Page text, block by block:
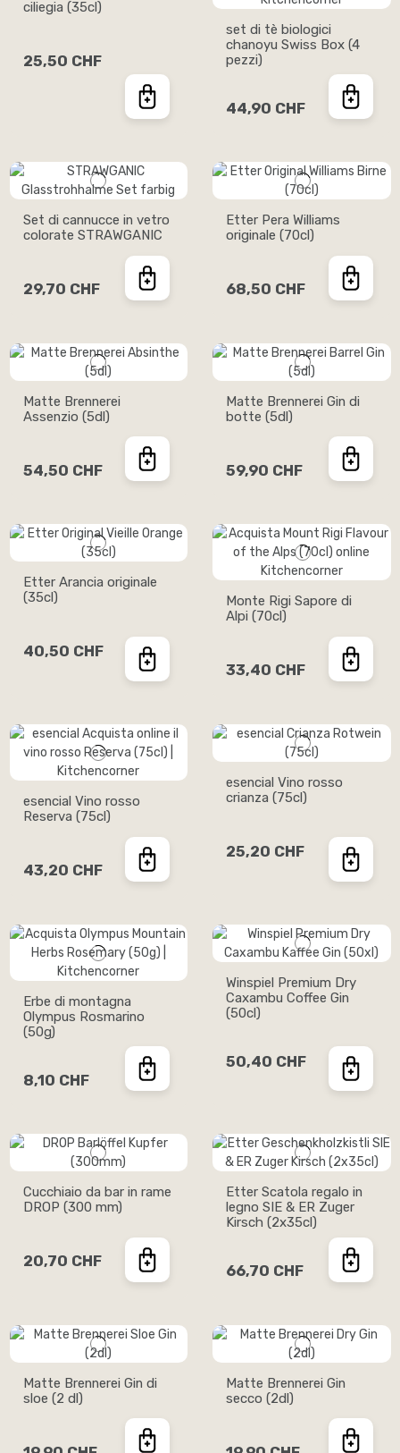
ciliegia (35cl)
25,50 CHF
set di tè biologici
chanoyu Swiss Box (4
pezzi)
44,90 CHF
Set di cannucce in vetro
colorate STRAWGANIC
29,70 CHF
Etter Pera Williams
originale (70cl)
68,50 CHF
Matte Brennerei
Assenzio (5dl)
54,50 CHF
Matte Brennerei Gin di
botte (5dl)
59,90 CHF
Etter Arancia originale
(35cl)
40,50 CHF
Monte Rigi Sapore di
Alpi (70cl)
33,40 CHF
esencial Vino rosso
Reserva (75cl)
43,20 CHF
esencial Vino rosso
crianza (75cl)
25,20 CHF
Erbe di montagna
Olympus Rosmarino
(50g)
8,10 CHF
Winspiel Premium Dry
Caxambu Coffee Gin
(50cl)
50,40 CHF
Cucchiaio da bar in rame
DROP (300 mm)
20,70 CHF
Etter Scatola regalo in
legno SIE & ER Zuger
Kirsch (2x35cl)
66,70 CHF
Matte Brennerei Gin di
sloe (2 dl)
Matte Brennerei Gin
secco (2dl)